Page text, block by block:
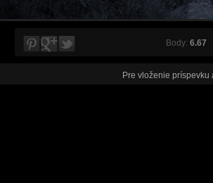
Body: 6.67
Pre vloženie